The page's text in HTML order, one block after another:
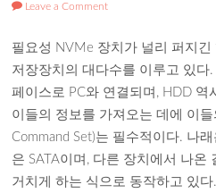
Leave a Comment
필요성 NVMe 장치가 널리 퍼지긴
저장장치의 대다수를 이루고 있다.
페이스로 PC와 연결되며, HDD 역
이들의 정보를 가져오는 데에 이들
Command Set)는 필수적이다. 나
은 SATA이며, 다른 장치에서 나온
거치게 하는 식으로 동작하고 있